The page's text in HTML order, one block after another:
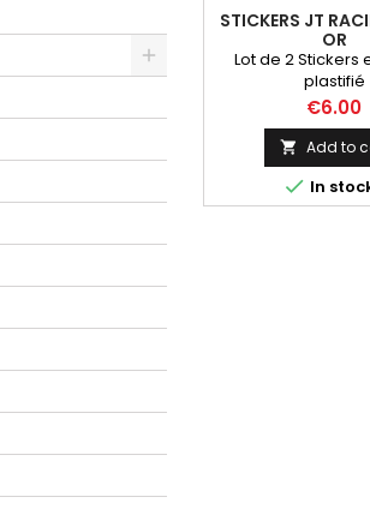
STICKERS JT
OR
Lot de 2 Stickers
plastifié
Price
€6.00
 Add to
 In